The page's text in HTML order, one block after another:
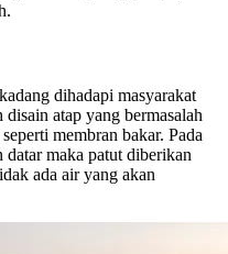
dihadapi masyarakat
atap yang bermasalah
membran bakar. Pada
datar maka patut diberikan
ada air yang akan